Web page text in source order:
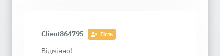
Client864795 Гість
Відмінно!